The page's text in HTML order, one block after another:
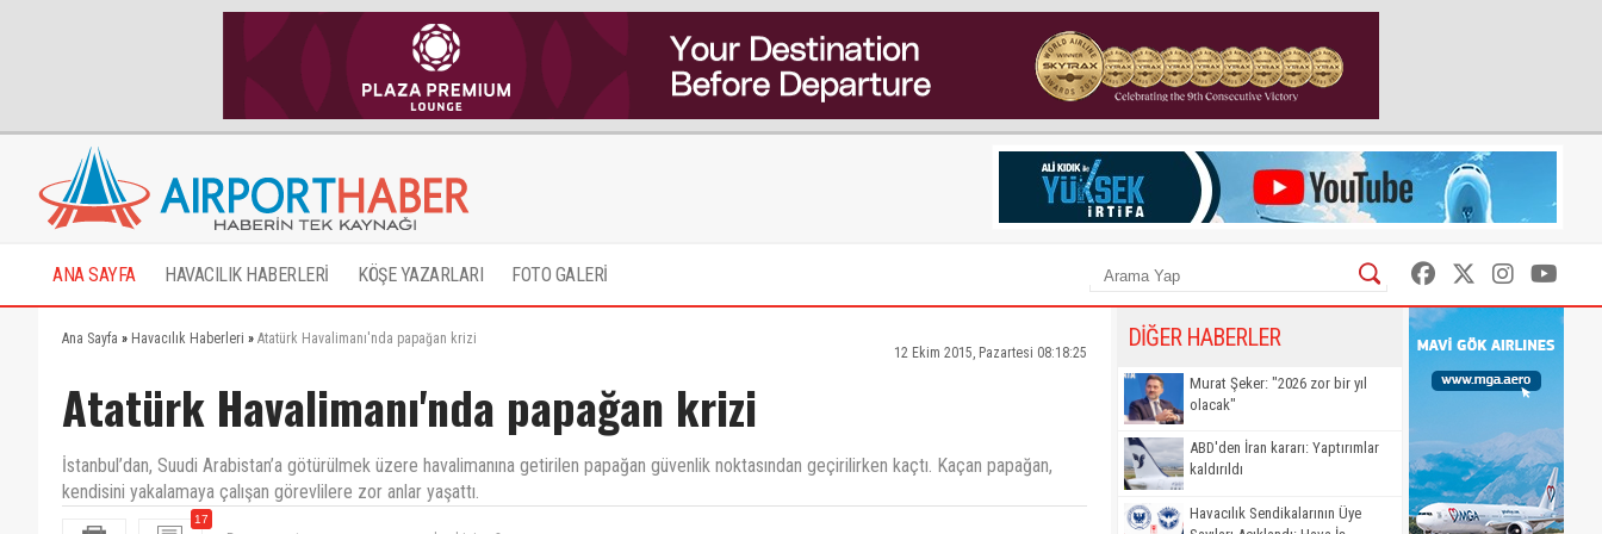
ANA SAYFA HAVACILIK HABERLERİ KÖŞE YAZARLARI FOTO GALERİ
Ana Sayfa » Havacılık Haberleri » Atatürk Havalimanı'nda papağan krizi
12 Ekim 2015, Pazartesi 08:18:25
Atatürk Havalimanı'nda papağan krizi
İstanbul’dan, Suudi Arabistan’a götürülmek üzere havalimanına getirilen papağan güvenlik noktasından geçirilirken kaçtı. Kaçan papağan,
kendisini yakalamaya çalışan görevlilere zor anlar yaşattı.
17
DİĞER HABERLER
Murat Şeker: "2026 zor bir yıl
olacak"
ABD'den İran kararı: Yaptırımlar
kaldırıldı
Havacılık Sendikalarının Üye